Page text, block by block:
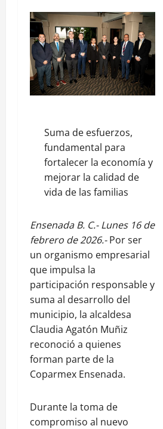
Suma de esfuerzos,
fundamental para
fortalecer la economía y
mejorar la calidad de
vida de las familias
Ensenada B. C.- Lunes 16 de
febrero de 2026.-Por ser
un organismo empresarial
que impulsa la
participación responsable y
suma al desarrollo del
municipio, la alcaldesa
Claudia Agatón Muñiz
reconoció a quienes
forman parte de la
Coparmex Ensenada.
Durante la toma de
compromiso al nuevo